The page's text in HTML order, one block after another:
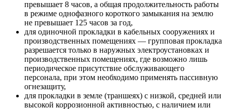
превышает 8 часов, а общая продолжительность работы
в режиме однофазного короткого замыкания на землю
не превышает 125 часов за год,
для одиночной прокладки в кабельных сооружениях и
производственных помещениях — групповая прокладка
разрешается только в наружных электроустановках и
производственных помещениях, где возможно лишь
периодическое присутствие обслуживающего
персонала, при этом необходимо применять пассивную
огнезащиту,
для прокладки в земле (траншеях) с низкой, средней или
высокой коррозионной активностью, с наличием или